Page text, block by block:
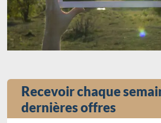
Recevoir chaque
dernières offres